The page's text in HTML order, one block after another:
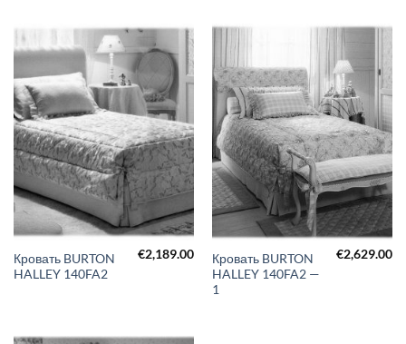
Кровать BURTON
HALLEY 140FA2
€2,189.00
Кровать BURTON
HALLEY 140FA2 —
1
€2,629.00